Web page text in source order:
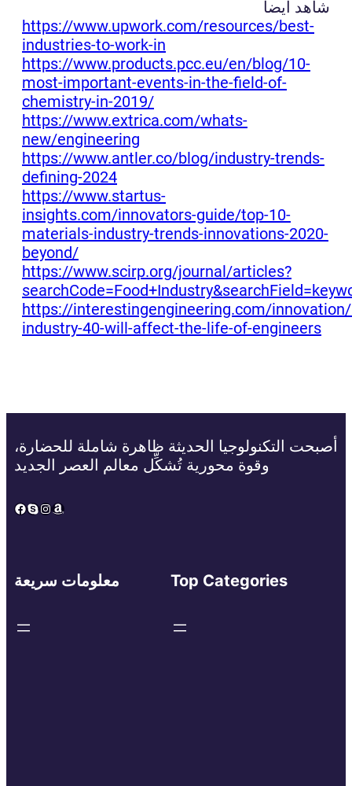
شاهد أيضا
https://www.upwork.com/resources/best-
industries-to-work-in
https://www.products.pcc.eu/en/blog/10-
most-important-events-in-the-field-of-
chemistry-in-2019/
https://www.extrica.com/whats-
new/engineering
https://www.antler.co/blog/industry-trends-
defining-2024
https://www.startus-
insights.com/innovators-guide/top-10-
materials-industry-trends-innovations-2020-
beyond/
https://www.scirp.org/journal/articles?
https://interestingengineering.com/
industry-40-will-affect-the-life-of-engineers
أصبحت التكنولوجيا الحديثة ظاهرة شاملة للحضارة،
وقوة محورية تُشكِّل معالم العصر الجديد
Facebook
Skype
Instagram
Amazon
معلومات سريعة Top Categories